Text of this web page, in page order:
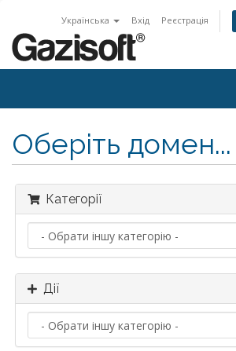
Українська Вхід Реєстрація
Оберіть домен...
Категорії
Дії